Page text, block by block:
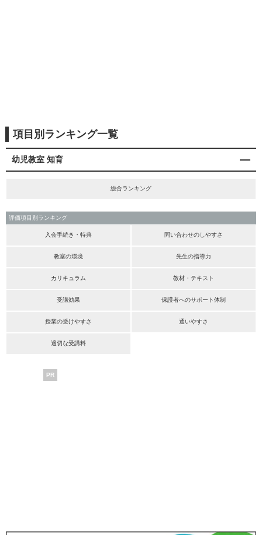
項目別ランキング一覧
幼児教室 知育
総合ランキング
評価項目別ランキング
入会手続き・特典 問い合わせのしやすさ
教室の環境 先生の指導力
カリキュラム 教材・テキスト
受講効果 保護者へのサポート体制
授業の受けやすさ 通いやすさ
適切な受講料
PR